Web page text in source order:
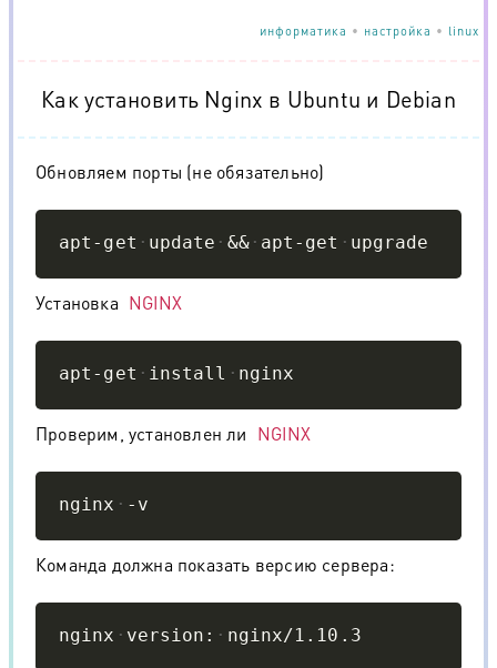
информатика • настройка • linux
Как установить Nginx в Ubuntu и Debian
Обновляем порты (не обязательно)
apt-get update && apt-get upgrade
Установка NGINX
apt-get install nginx
Проверим, установлен ли NGINX
nginx -v
Команда должна показать версию сервера:
nginx version: nginx/1.10.3